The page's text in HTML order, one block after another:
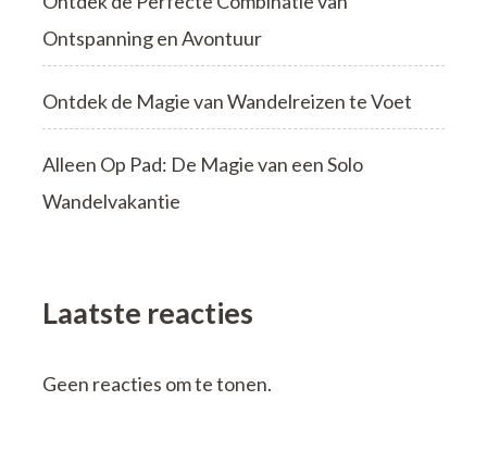
Ontspanning en Avontuur
Ontdek de Magie van Wandelreizen te Voet
Alleen Op Pad: De Magie van een Solo
Wandelvakantie
Laatste reacties
Geen reacties om te tonen.